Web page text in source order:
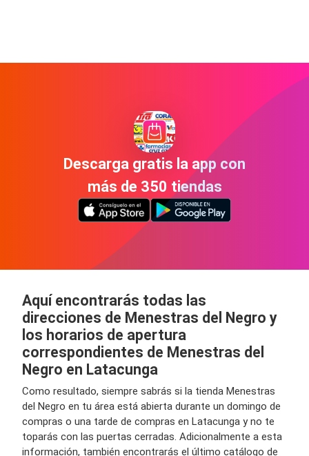
Descarga gratis la app con
más de 350 tiendas
Aquí encontrarás todas las
direcciones de Menestras del Negro y
los horarios de apertura
correspondientes de Menestras del
Negro en Latacunga
Como resultado, siempre sabrás si la tienda Menestras
del Negro en tu área está abierta durante un domingo de
compras o una tarde de compras en Latacunga y no te
toparás con las puertas cerradas. Adicionalmente a esta
información, también encontrarás el último catálogo de